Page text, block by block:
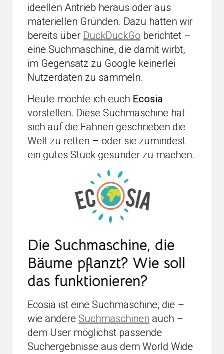
ideellen Antrieb heraus oder aus
materiellen Gründen. Dazu hatten wir
bereits über DuckDuckGo berichtet –
eine Suchmaschine, die damit wirbt,
im Gegensatz zu Google keinerlei
Nutzerdaten zu sammeln.
Heute möchte ich euch Ecosia
vorstellen. Diese Suchmaschine hat
sich auf die Fahnen geschrieben die
Welt zu retten – oder sie zumindest
ein gutes Stück gesünder zu machen.
Die Suchmaschine, die
Bäume pflanzt? Wie soll
das funktionieren?
Ecosia ist eine Suchmaschine, die –
wie andere Suchmaschinen auch –
dem User möglichst passende
Suchergebnisse aus dem World Wide